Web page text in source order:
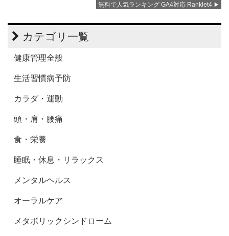
無料で人気ランキング GA4対応 Ranklet4
カテゴリ一覧
健康管理全般
生活習慣病予防
カラダ・運動
頭・肩・腰痛
食・栄養
睡眠・休息・リラックス
メンタルヘルス
オーラルケア
メタボリックシンドローム